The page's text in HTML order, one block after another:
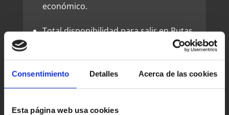
Consentimiento Detalles Acerca de las cookies
Esta página web usa cookies
económico.
Total disponibilidad para salir en Rutas
a cualquier fecha. Nos adaptamos a las
necesidades e intereses de la persona